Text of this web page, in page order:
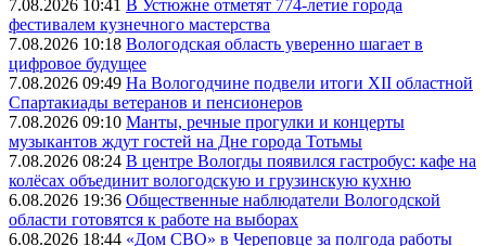
7.08.2026 10:41 В Устюжне отметят 774-летие города
фестивалем кузнечного мастерства
7.08.2026 10:18 Вологодская область уверенно шагает в
цифровое будущее
7.08.2026 09:49 На Вологодчине подвели итоги XII областной
Спартакиады ветеранов и пенсионеров
7.08.2026 09:10 Манты, речные прогулки и концерты
музыкантов ждут гостей на Дне города Тотьмы
7.08.2026 08:24 В центре Вологды появился гастробус: кафе на
колёсах объединит вологодскую и грузинскую кухню
6.08.2026 19:36 Общественные наблюдатели Вологодской
области готовятся к работе на выборах
6.08.2026 18:44 «Дом СВО» в Череповце за полгода работы